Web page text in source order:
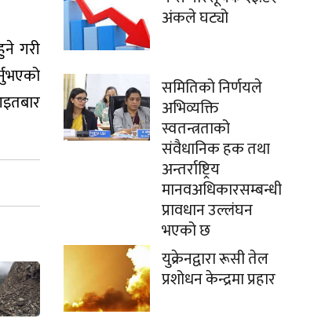
गरी
अंकले घट्यो
समितिको निर्णयले
अभिव्यक्ति
स्वतन्त्रताको
संवैधानिक हक तथा
अन्तर्राष्ट्रिय
मानवअधिकारसम्बन्धी
प्रावधान उल्लंघन
भएको छ
युक्रेनद्वारा रूसी तेल
प्रशोधन केन्द्रमा प्रहार